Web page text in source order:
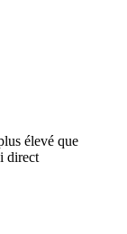
élevé que
direct